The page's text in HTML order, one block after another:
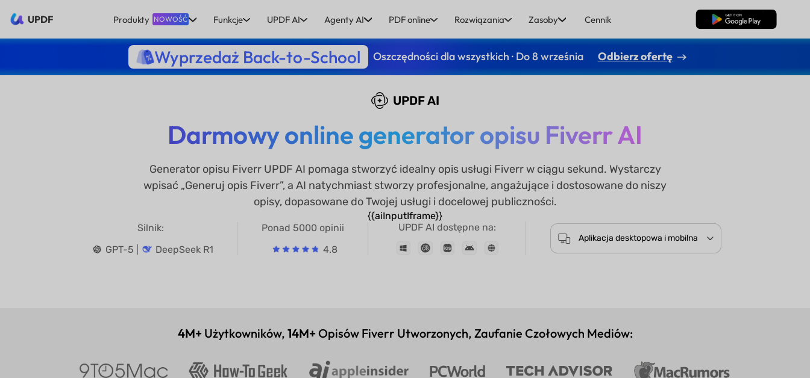
UPDF Produkty NOWOŚĆ Funkcje UPDF AI Agenty AI PDF online Rozwiązania Zasoby Cennik Pobierz za darmo
Wyprzedaż Back-to-School Oszczędności dla wszystkich · Do 8 września Odbierz ofertę
UPDF AI
Darmowy online generator opisu Fiverr AI
Generator opisu Fiverr UPDF AI pomaga stworzyć idealny opis usługi Fiverr w ciągu sekund. Wystarczy
wpisać „Generuj opis Fiverr”, a AI natychmiast stworzy profesjonalne, angażujące i dostosowane do niszy
opisy, dopasowane do Twojej usługi i docelowej publiczności.
{{aiInputIframe}}
Silnik:
GPT-5 |
DeepSeek R1
Ponad 5000 opinii
4.8
UPDF AI dostępne na:
Aplikacja desktopowa i mobilna
4M+ Użytkowników, 14M+ Opisów Fiverr Utworzonych, Zaufanie Czołowych Mediów: